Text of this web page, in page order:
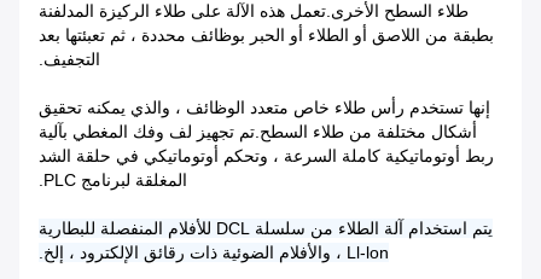
طلاء السطح الأخرى.تعمل هذه الآلة على طلاء الركيزة المدلفنة
بطبقة من اللاصق أو الطلاء أو الحبر بوظائف محددة ، ثم تعبئتها بعد
التجفيف.
إنها تستخدم رأس طلاء خاص متعدد الوظائف ، والذي يمكنه تحقيق
أشكال مختلفة من طلاء السطح.تم تجهيز لف وفك المغطي بآلية
ربط أوتوماتيكية كاملة السرعة ، وتحكم أوتوماتيكي في حلقة الشد
المغلقة لبرنامج PLC.
يتم استخدام آلة الطلاء من سلسلة DCL للأفلام المنفصلة للبطارية
Ll-lon ، والأفلام الضوئية ذات رقائق الإلكترود ، إلخ.